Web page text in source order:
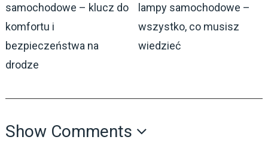
samochodowe – klucz do
komfortu i
bezpieczeństwa na
drodze
lampy samochodowe –
wszystko, co musisz
wiedzieć
Show Comments